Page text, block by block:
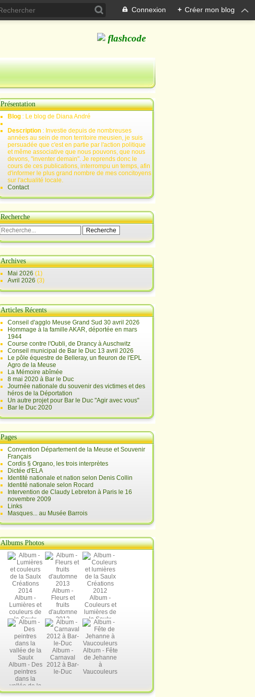
Connexion + Créer mon blog
Présentation
Blog : Le blog de Diana André
Description : Investie depuis de nombreuses
années au sein de mon territoire meusien, je suis
persuadée que c'est en partie par l'action politique
et même associative que nous pouvons, que nous
devons, "inventer demain". Je reprends donc le
cours de ces publications, interrompu un temps, afin
d'informer le plus grand nombre de mes concitoyens
sur l'actualité locale.
Contact
Recherche
Archives
Mai 2026 (1)
Avril 2026 (3)
Articles Récents
Conseil d'agglo Meuse Grand Sud 30 avril 2026
Hommage à la famille AKAR, déportée en mars
1944
Course contre l'Oubli, de Drancy à Auschwitz
Conseil municipal de Bar le Duc 13 avril 2026
Le pôle équestre de Belleray, un fleuron de l'EPL
Agro de la Meuse
La Mémoire abîmée
8 mai 2020 à Bar le Duc
Journée nationale du souvenir des victimes et des
héros de la Déportation
Un autre projet pour Bar le Duc "Agir avec vous"
Bar le Duc 2020
Pages
Convention Département de la Meuse et Souvenir
Français
Cordis § Organo, les trois interprètes
Dictée d'ELA
Identité nationale et nation selon Denis Collin
Identité nationale selon Rocard
Intervention de Claudy Lebreton à Paris le 16
novembre 2009
Links
Masques... au Musée Barrois
Albums Photos
Album -
Lumières et
couleurs de
la Saulx
Créations
2014
Album -
Fleurs et
fruits
d'automne
2013
Album -
Couleurs et
lumières de
la Saulx
Créations
2012
Album - Des
peintres
dans la
vallée de la
Saulx
Album -
Carnaval
2012 à Bar-
le-Duc
Album - Fête
de Jehanne
à
Vaucouleurs